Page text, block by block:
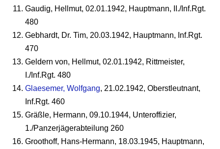
Gaudig, Hellmut, 02.01.1942, Hauptmann, II./Inf.Rgt.
480
Gebhardt, Dr. Tim, 20.03.1942, Hauptmann, Inf.Rgt.
470
Geldern von, Hellmut, 02.01.1942, Rittmeister,
I./Inf.Rgt. 480
Glaesemer, Wolfgang, 21.02.1942, Oberstleutnant,
Inf.Rgt. 460
Gräßle, Hermann, 09.10.1944, Unteroffizier,
1./Panzerjägerabteilung 260
Groothoff, Hans-Hermann, 18.03.1945, Hauptmann,